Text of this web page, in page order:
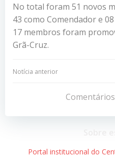
No total foram 51 novos
43 como Comendador e
17 membros foram
Grã-Cruz.
Navegação
Post
Notícia anterior
Portal institucional do